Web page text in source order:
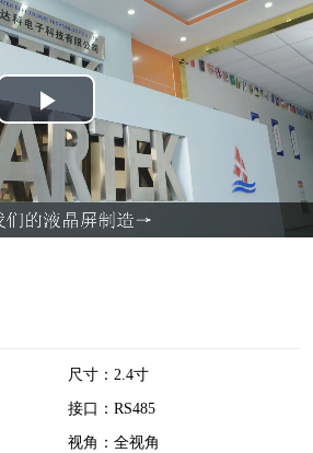
P
l
a
尺寸：2.4寸
接口：RS485
视角：全视角